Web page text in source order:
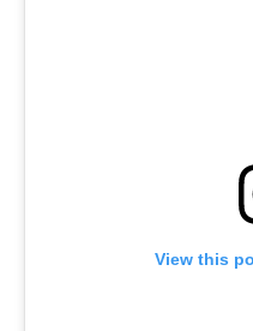
View this